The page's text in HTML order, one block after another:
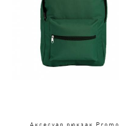
Аксесуар рюкзак Promo